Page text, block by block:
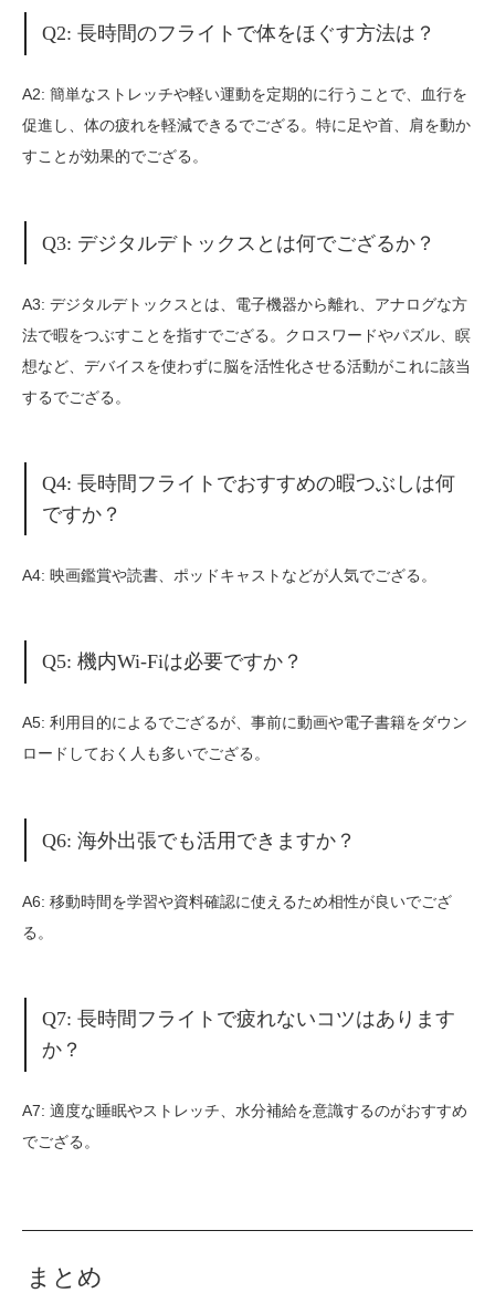
Q2: 長時間のフライトで体をほぐす方法は？
A2: 簡単なストレッチや軽い運動を定期的に行うことで、血行を
促進し、体の疲れを軽減できるでござる。特に足や首、肩を動か
すことが効果的でござる。
Q3: デジタルデトックスとは何でござるか？
A3: デジタルデトックスとは、電子機器から離れ、アナログな方
法で暇をつぶすことを指すでござる。クロスワードやパズル、瞑
想など、デバイスを使わずに脳を活性化させる活動がこれに該当
するでござる。
Q4: 長時間フライトでおすすめの暇つぶしは何
ですか？
A4: 映画鑑賞や読書、ポッドキャストなどが人気でござる。
Q5: 機内Wi-Fiは必要ですか？
A5: 利用目的によるでござるが、事前に動画や電子書籍をダウン
ロードしておく人も多いでござる。
Q6: 海外出張でも活用できますか？
A6: 移動時間を学習や資料確認に使えるため相性が良いでござ
る。
Q7: 長時間フライトで疲れないコツはあります
か？
A7: 適度な睡眠やストレッチ、水分補給を意識するのがおすすめ
でござる。
まとめ